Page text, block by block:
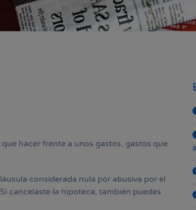
hacer frente a unos gastos, gastos que
considerada nula por abusiva por el
cancelaste la hipoteca, también puedes